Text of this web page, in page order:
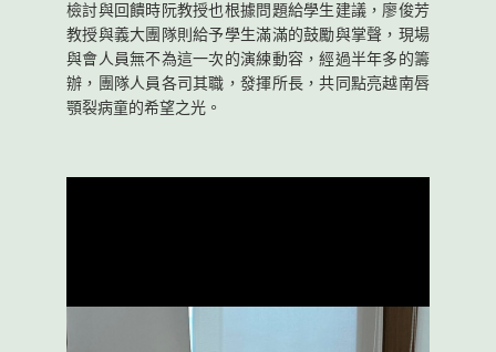
檢討與回饋時阮教授也根據問題給學生建議，廖俊芳
教授與義大團隊則給予學生滿滿的鼓勵與掌聲，現場
與會人員無不為這一次的演練動容，經過半年多的籌
辦，團隊人員各司其職，發揮所長，共同點亮越南唇
顎裂病童的希望之光。